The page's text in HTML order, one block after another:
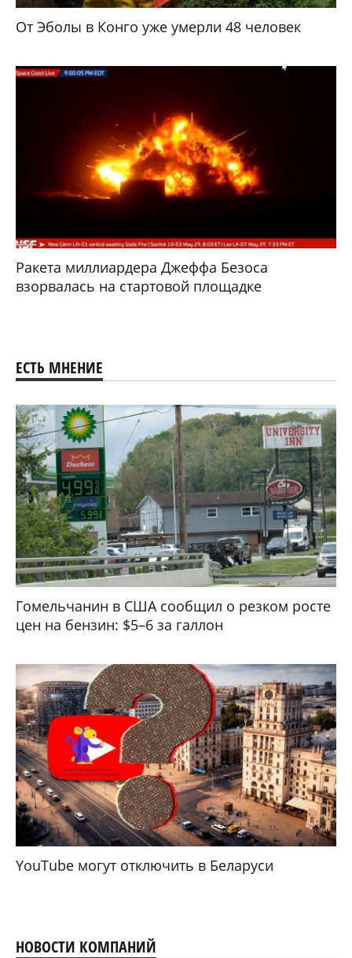
От Эболы в Конго уже умерли 48 человек
Ракета миллиардера Джеффа Безоса
взорвалась на стартовой площадке
ЕСТЬ МНЕНИЕ
Гомельчанин в США сообщил о резком росте
цен на бензин: $5–6 за галлон
YouTube могут отключить в Беларуси
НОВОСТИ КОМПАНИЙ